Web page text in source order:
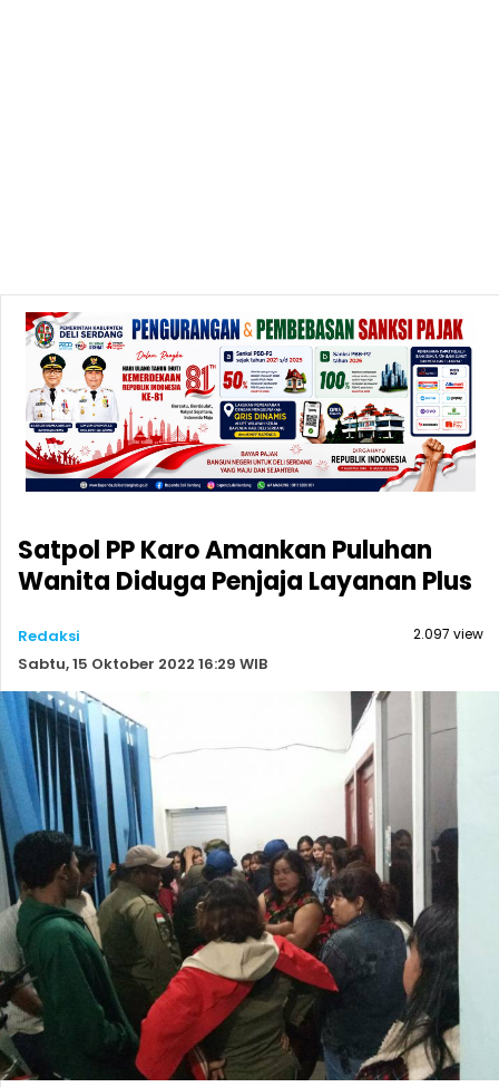
Satpol PP Karo Amankan Puluhan
Wanita Diduga Penjaja Layanan Plus
Redaksi
Sabtu, 15 Oktober 2022 16:29 WIB
2.097 view